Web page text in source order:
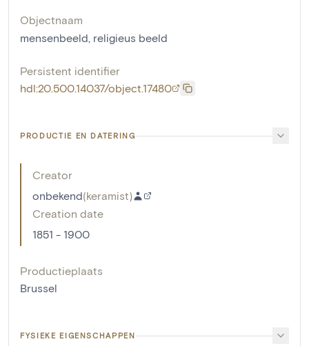
Objectnaam
mensenbeeld, religieus beeld
Persistent identifier
hdl:20.500.14037/object.17480
PRODUCTIE EN DATERING
Creator
onbekend(keramist)
Creation date
1851 - 1900
Productieplaats
Brussel
FYSIEKE EIGENSCHAPPEN